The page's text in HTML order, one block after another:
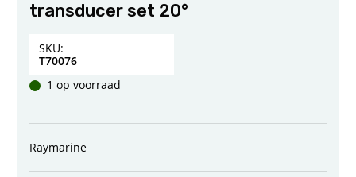
transducer set 20°
SKU:
T70076
1 op voorraad
Raymarine